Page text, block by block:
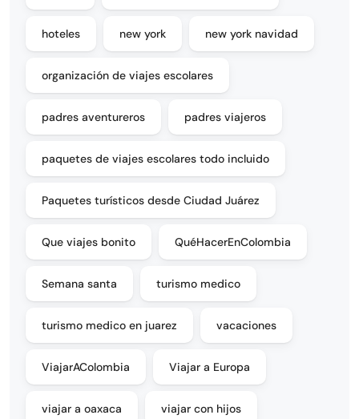
hoteles new york new york navidad
organización de viajes escolares
padres aventureros padres viajeros
paquetes de viajes escolares todo incluido
Paquetes turísticos desde Ciudad Juárez
Que viajes bonito QuéHacerEnColombia
Semana santa turismo medico
turismo medico en juarez vacaciones
ViajarAColombia Viajar a Europa
viajar a oaxaca viajar con hijos